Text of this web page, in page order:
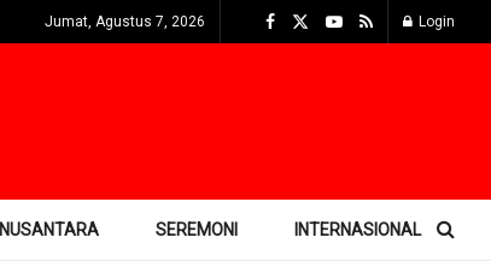
Jumat, Agustus 7, 2026 Login
NUSANTARA SEREMONI INTERNASIONAL